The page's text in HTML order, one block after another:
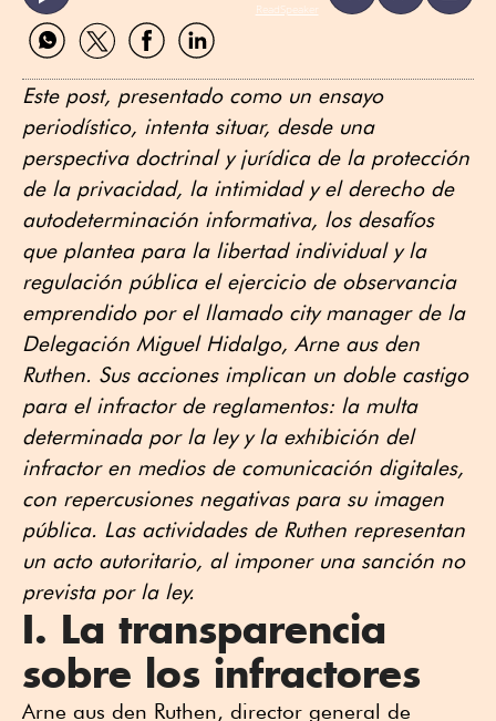
ReadSpeaker
Compartir
por
Compartir
por
Compartir
por
Compartir
por
Este post, presentado como un ensayo
periodístico, intenta situar, desde una
perspectiva doctrinal y jurídica de la protección
de la privacidad, la intimidad y el derecho de
autodeterminación informativa, los desafíos
que plantea para la libertad individual y la
regulación pública el ejercicio de observancia
emprendido por el llamado city managerde la
Delegación Miguel Hidalgo, Arne aus den
Ruthen. Sus acciones implican un doble castigo
para el infractor de reglamentos: la multa
determinada por la ley y la exhibición del
infractor en medios de comunicación digitales,
con repercusiones negativas para su imagen
pública. Las actividades de Ruthen representan
un acto autoritario, al imponer una sanción no
prevista por la ley.
I. La transparencia
sobre los infractores
Arne aus den Ruthen, director general de